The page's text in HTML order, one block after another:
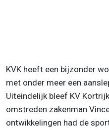
KVK heeft een bijzonder
met onder meer een
Uiteindelijk bleef KV
omstreden zakenman
ontwikkelingen had de